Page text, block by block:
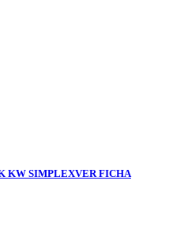
KW SIMPLEXVER FICHA